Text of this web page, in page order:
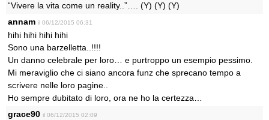
“Vivere la vita come un reality..”…. (Y) (Y) (Y)
annam il 06/12/2015 06:31
hihi hihi hihi hihi
Sono una barzelletta..!!!!
Un danno celebrale per loro… e purtroppo un esempio pessimo.
Mi meraviglio che ci siano ancora funz che sprecano tempo a
scrivere nelle loro pagine..
Ho sempre dubitato di loro, ora ne ho la certezza…
grace90 il 06/12/2015 02:09